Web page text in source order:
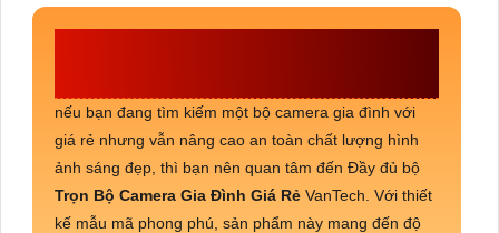
nếu bạn đang tìm kiếm một bộ camera gia đình với
giá rẻ nhưng vẫn nâng cao an toàn chất lượng hình
ảnh sáng đẹp, thì bạn nên quan tâm đến Đầy đủ bộ
Trọn Bộ Camera Gia Đình Giá Rẻ VanTech. Với thiết
kế mẫu mã phong phú, sản phẩm này mang đến độ